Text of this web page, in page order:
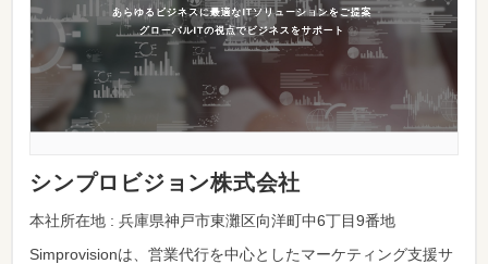
シンプロビジョン株式会社
本社所在地 : 兵庫県神戸市東灘区向洋町中6丁目9番地
Simprovisionは、営業代行を中心としたマーケティング支援サ